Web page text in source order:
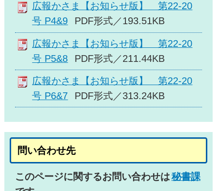
広報かさま【お知らせ版】 第22-20
号 P4&9
PDF形式／193.51KB
広報かさま【お知らせ版】 第22-20
号 P5&8
PDF形式／211.44KB
広報かさま【お知らせ版】 第22-20
号 P6&7
PDF形式／313.24KB
問い合わせ先
このページに関するお問い合わせは秘書課